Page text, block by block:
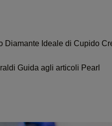
Diamante Ideale di Cupido
Guida agli articoli Pearl